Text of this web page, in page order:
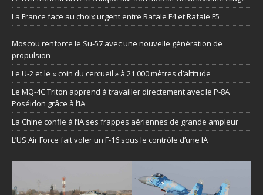
La France face au choix urgent entre Rafale F4 et Rafale F5
Moscou renforce le Su-57 avec une nouvelle génération de
propulsion
Le U-2 et le « coin du cercueil » à 21 000 mètres d’altitude
Le MQ-4C Triton apprend à travailler directement avec le P-8A
Poséidon grâce à l’IA
La Chine confie à l’IA ses frappes aériennes de grande ampleur
L’US Air Force fait voler un F-16 sous le contrôle d’une IA